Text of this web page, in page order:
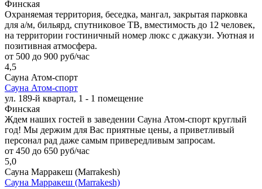
Финская
Охраняемая территория, беседка, мангал, закрытая парковка
для а/м, бильярд, спутниковое ТВ, вместимость до 12 человек,
на территории гостиничный номер люкс с джакузи. Уютная и
позитивная атмосфера.
от 500 до 900 руб/час
4,5
Сауна Атом-спорт
Сауна Атом-спорт
ул. 189-й квартал, 1 - 1 помещение
Финская
Ждем наших гостей в заведении Сауна Атом-спорт круглый
год! Мы держим для Вас приятные цены, а приветливый
персонал рад даже самым привередливым запросам.
от 450 до 650 руб/час
5,0
Сауна Марракеш (Marrakesh)
Сауна Марракеш (Marrakesh)